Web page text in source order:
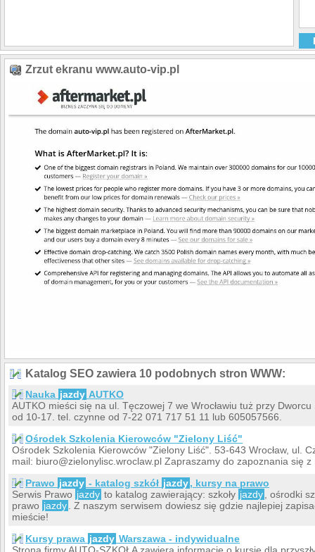
Zrzut ekranu www.auto-vip.pl
Katalog SEO zawiera 10 podobnych stron WWW:
Nauka jazdy AUTKO
AUTKO mieści się na ul. Tęczowej 7 we Wrocławiu tuż przy
od 10-17. tel. czynne od 7-22 071 717 51 11 lub 605057566.
Ośrodek Szkolenia Kierowców "Zielony Liść"
Ośrodek Szkolenia Kierowców "Zielony Liść". 53-643 Wrocław, ul.
mail: biuro@zielonylisc.wroclaw.pl Zapraszamy do zapoznania się
Prawo jazdy - katalog szkół jazdy, kursy na prawo
Serwis Prawo jazdy to katalog zawierający: szkoły jazdy
, ośrodki
prawo jazdy
. Z naszym serwisem dowiesz się gdzie najlepiej
mieście!
Kursy prawa jazdy Warszawa - indywidualne